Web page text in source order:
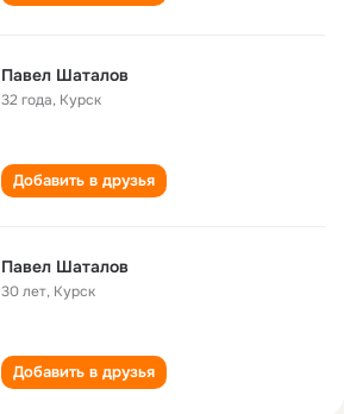
Павел Шаталов
32 года, Курск
Добавить в друзья
Павел Шаталов
30 лет, Курск
Добавить в друзья